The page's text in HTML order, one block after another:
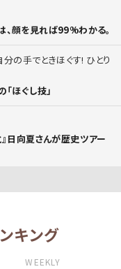
顔を見れば99%わかる。
の手でときほぐす! ひとり
ほぐし技」
』日向夏さんが歴史ツアー
キング
WEEKLY